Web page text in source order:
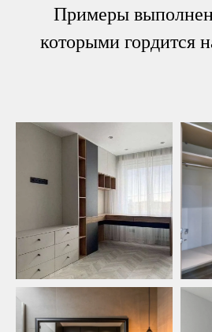
Примеры
которыми гордится